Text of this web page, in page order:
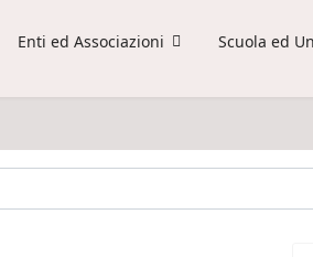
Enti ed Associazioni Scuola ed